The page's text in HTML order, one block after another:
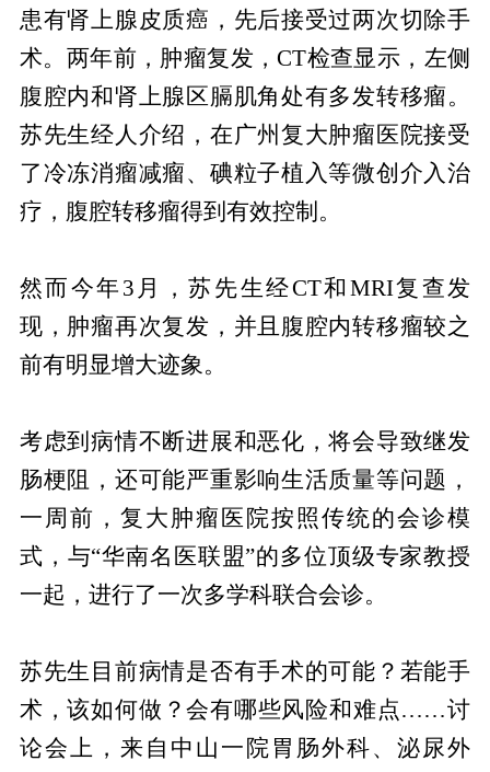
患有肾上腺皮质癌，先后接受过两次切除手
术。两年前，肿瘤复发，CT检查显示，左侧
腹腔内和肾上腺区膈肌角处有多发转移瘤。
苏先生经人介绍，在广州复大肿瘤医院接受
了冷冻消瘤减瘤、碘粒子植入等微创介入治
疗，腹腔转移瘤得到有效控制。
然而今年3月，苏先生经CT和MRI复查发
现，肿瘤再次复发，并且腹腔内转移瘤较之
前有明显增大迹象。
考虑到病情不断进展和恶化，将会导致继发
肠梗阻，还可能严重影响生活质量等问题，
一周前，复大肿瘤医院按照传统的会诊模
式，与“华南名医联盟”的多位顶级专家教授
一起，进行了一次多学科联合会诊。
苏先生目前病情是否有手术的可能？若能手
术，该如何做？会有哪些风险和难点……讨
论会上，来自中山一院胃肠外科、泌尿外